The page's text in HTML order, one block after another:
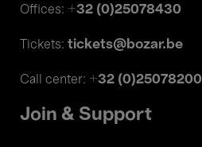
Offices: +32 (0)25078430
Tickets: tickets@bozar.be
Call center: +32 (0)25078200
Join & Support